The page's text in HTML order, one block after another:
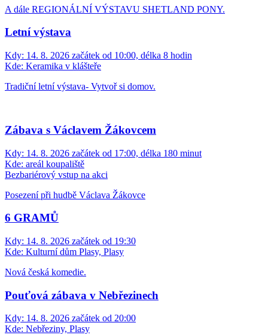
A dále REGIONÁLNÍ VÝSTAVU SHETLAND PONY.
Letní výstava
Kdy: 14. 8. 2026 začátek od 10:00, délka 8 hodin
Kde: Keramika v klášteře
Tradiční letní výstava- Vytvoř si domov.
Zábava s Václavem Žákovcem
Kdy: 14. 8. 2026 začátek od 17:00, délka 180 minut
Kde: areál koupaliště
Bezbariérový vstup na akci
Posezení při hudbě Václava Žákovce
6 GRAMŮ
Kdy: 14. 8. 2026 začátek od 19:30
Kde: Kulturní dům Plasy, Plasy
Nová česká komedie.
Pouťová zábava v Nebřezinech
Kdy: 14. 8. 2026 začátek od 20:00
Kde: Nebřeziny, Plasy